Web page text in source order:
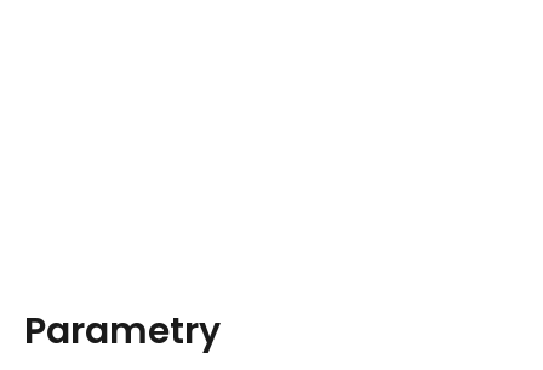
Parametry